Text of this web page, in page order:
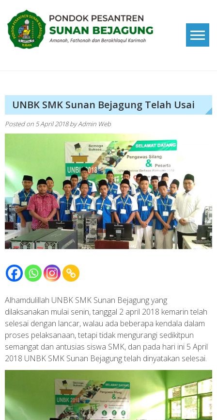
content
UNBK SMK Sunan Bejagung Telah Usai
Posted on 5 April 2018byAdmin Web
Alhamdulillah UNBK SMK Sunan Bejagung yang
dilaksanakan mulai senin, tanggal 2 april 2018 kemarin telah
selesai dengan lancar, walau ada beberapa kendala dalam
proses pelaksanaan, tetapi tidak mengurangi sedikitpun
semangat dan antusias siswa SMK, dan pada hari ini 5 April
2018 UNBK SMK Sunan Bejagung telah dinyatakan selesai.